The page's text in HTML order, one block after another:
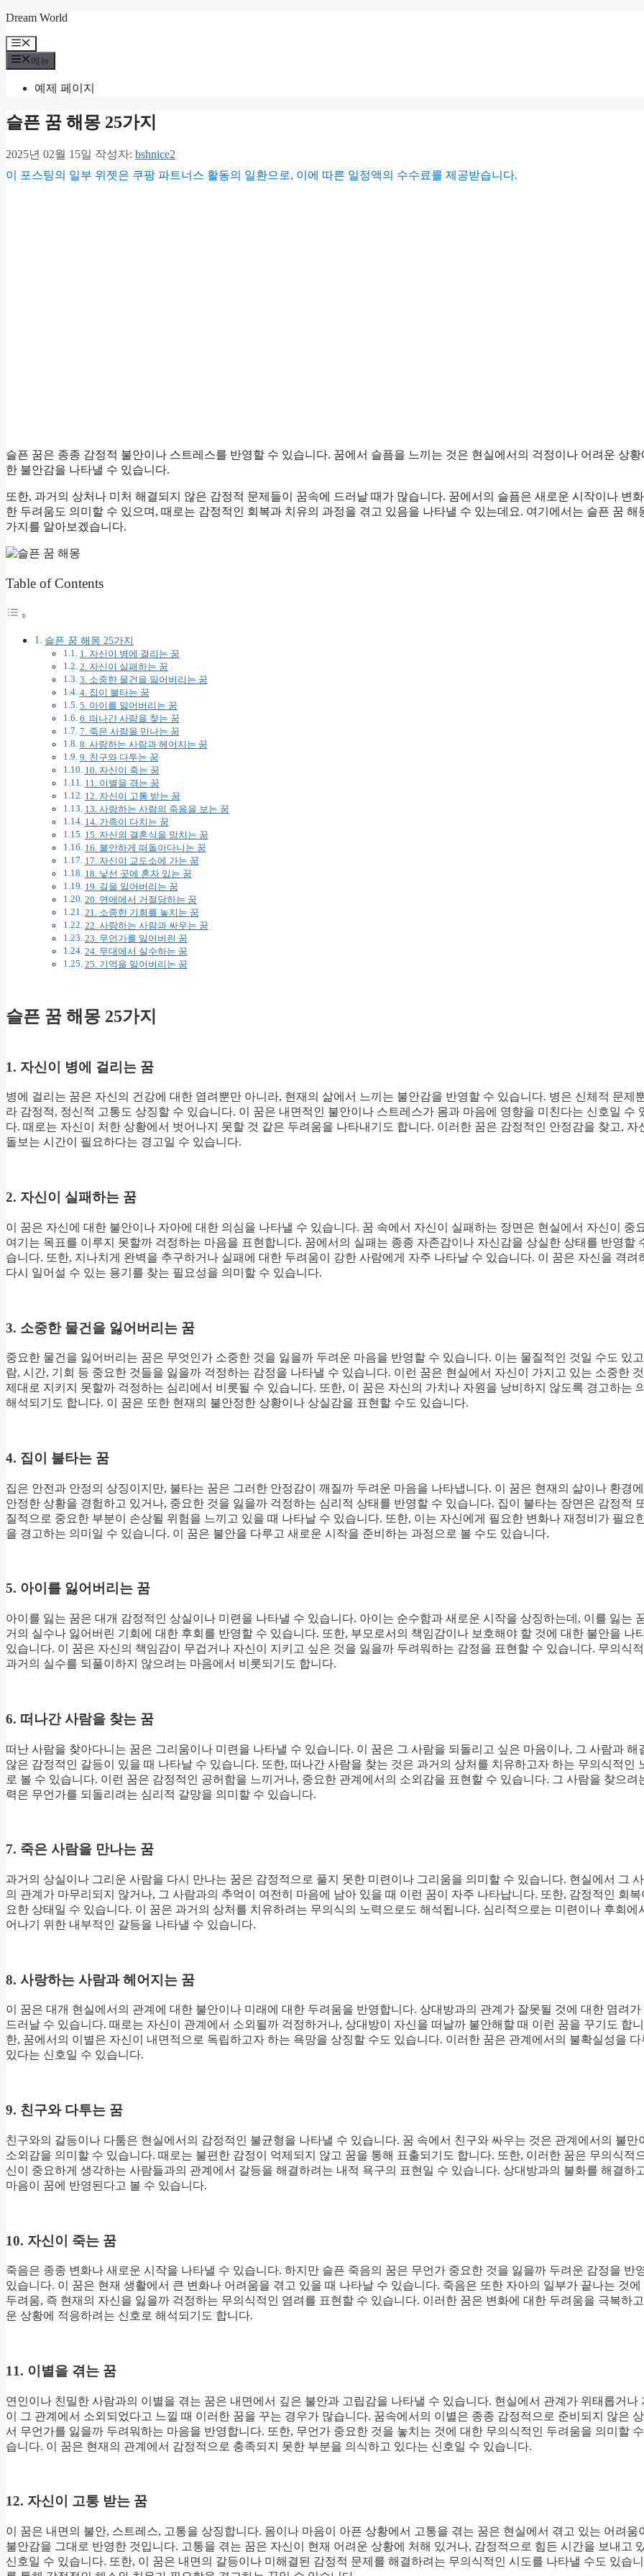
컨
츠
로
기
Dream World
메
뉴
메뉴
예제 페이지
슬픈 꿈 해몽 25가지
2025년 02월 15일 작성자: bshnice2
이 포스팅의 일부 위젯은 쿠팡 파트너스 활동의 일환으로, 이에 따른 일정액의 수수료를 제공받습니다.
슬픈 꿈은 종종 감정적 불안이나 스트레스를 반영할 수 있습니다. 꿈에서 슬픔을 느끼는 것은 현실에서의 걱정이나 어려운 상황
한 불안감을 나타낼 수 있습니다.
또한, 과거의 상처나 미처 해결되지 않은 감정적 문제들이 꿈속에 드러날 때가 많습니다. 꿈에서의 슬픔은 새로운 시작이나 변
한 두려움도 의미할 수 있으며, 때로는 감정적인 회복과 치유의 과정을 겪고 있음을 나타낼 수 있는데요. 여기에서는 슬픈 꿈 해
가지를 알아보겠습니다.
Table of Contents
슬픈 꿈 해몽 25가지
1. 자신이 병에 걸리는 꿈
2. 자신이 실패하는 꿈
3. 소중한 물건을 잃어버리는 꿈
4. 집이 불타는 꿈
5. 아이를 잃어버리는 꿈
6. 떠나간 사람을 찾는 꿈
7. 죽은 사람을 만나는 꿈
8. 사랑하는 사람과 헤어지는 꿈
9. 친구와 다투는 꿈
10. 자신이 죽는 꿈
11. 이별을 겪는 꿈
12. 자신이 고통 받는 꿈
13. 사랑하는 사람의 죽음을 보는 꿈
14. 가족이 다치는 꿈
15. 자신의 결혼식을 망치는 꿈
16. 불안하게 떠돌아다니는 꿈
17. 자신이 교도소에 가는 꿈
18. 낯선 곳에 혼자 있는 꿈
19. 길을 잃어버리는 꿈
20. 연애에서 거절당하는 꿈
21. 소중한 기회를 놓치는 꿈
22. 사랑하는 사람과 싸우는 꿈
23. 무언가를 잃어버린 꿈
24. 무대에서 실수하는 꿈
25. 기억을 잃어버리는 꿈
슬픈 꿈 해몽 25가지
1. 자신이 병에 걸리는 꿈
병에 걸리는 꿈은 자신의 건강에 대한 염려뿐만 아니라, 현재의 삶에서 느끼는 불안감을 반영할 수 있습니다. 병은 신체적 문제
라 감정적, 정신적 고통도 상징할 수 있습니다. 이 꿈은 내면적인 불안이나 스트레스가 몸과 마음에 영향을 미친다는 신호일 수
다. 때로는 자신이 처한 상황에서 벗어나지 못할 것 같은 두려움을 나타내기도 합니다. 이러한 꿈은 감정적인 안정감을 찾고, 자
돌보는 시간이 필요하다는 경고일 수 있습니다.
2. 자신이 실패하는 꿈
이 꿈은 자신에 대한 불안이나 자아에 대한 의심을 나타낼 수 있습니다. 꿈 속에서 자신이 실패하는 장면은 현실에서 자신이 중
여기는 목표를 이루지 못할까 걱정하는 마음을 표현합니다. 꿈에서의 실패는 종종 자존감이나 자신감을 상실한 상태를 반영할
습니다. 또한, 지나치게 완벽을 추구하거나 실패에 대한 두려움이 강한 사람에게 자주 나타날 수 있습니다. 이 꿈은 자신을 격려
다시 일어설 수 있는 용기를 찾는 필요성을 의미할 수 있습니다.
3. 소중한 물건을 잃어버리는 꿈
중요한 물건을 잃어버리는 꿈은 무엇인가 소중한 것을 잃을까 두려운 마음을 반영할 수 있습니다. 이는 물질적인 것일 수도 있
람, 시간, 기회 등 중요한 것들을 잃을까 걱정하는 감정을 나타낼 수 있습니다. 이런 꿈은 현실에서 자신이 가지고 있는 소중한
제대로 지키지 못할까 걱정하는 심리에서 비롯될 수 있습니다. 또한, 이 꿈은 자신의 가치나 자원을 낭비하지 않도록 경고하는
해석되기도 합니다. 이 꿈은 또한 현재의 불안정한 상황이나 상실감을 표현할 수도 있습니다.
4. 집이 불타는 꿈
집은 안전과 안정의 상징이지만, 불타는 꿈은 그러한 안정감이 깨질까 두려운 마음을 나타냅니다. 이 꿈은 현재의 삶이나 환경
안정한 상황을 경험하고 있거나, 중요한 것을 잃을까 걱정하는 심리적 상태를 반영할 수 있습니다. 집이 불타는 장면은 감정적
질적으로 중요한 부분이 손상될 위험을 느끼고 있을 때 나타날 수 있습니다. 또한, 이는 자신에게 필요한 변화나 재정비가 필요
을 경고하는 의미일 수 있습니다. 이 꿈은 불안을 다루고 새로운 시작을 준비하는 과정으로 볼 수도 있습니다.
5. 아이를 잃어버리는 꿈
아이를 잃는 꿈은 대개 감정적인 상실이나 미련을 나타낼 수 있습니다. 아이는 순수함과 새로운 시작을 상징하는데, 이를 잃는
거의 실수나 잃어버린 기회에 대한 후회를 반영할 수 있습니다. 또한, 부모로서의 책임감이나 보호해야 할 것에 대한 불안을 나
있습니다. 이 꿈은 자신의 책임감이 무겁거나 자신이 지키고 싶은 것을 잃을까 두려워하는 감정을 표현할 수 있습니다. 무의식
과거의 실수를 되풀이하지 않으려는 마음에서 비롯되기도 합니다.
6. 떠나간 사람을 찾는 꿈
떠난 사람을 찾아다니는 꿈은 그리움이나 미련을 나타낼 수 있습니다. 이 꿈은 그 사람을 되돌리고 싶은 마음이나, 그 사람과 해
않은 감정적인 갈등이 있을 때 나타날 수 있습니다. 또한, 떠나간 사람을 찾는 것은 과거의 상처를 치유하고자 하는 무의식적인
로 볼 수 있습니다. 이런 꿈은 감정적인 공허함을 느끼거나, 중요한 관계에서의 소외감을 표현할 수 있습니다. 그 사람을 찾으려
력은 무언가를 되돌리려는 심리적 갈망을 의미할 수 있습니다.
7. 죽은 사람을 만나는 꿈
과거의 상실이나 그리운 사람을 다시 만나는 꿈은 감정적으로 풀지 못한 미련이나 그리움을 의미할 수 있습니다. 현실에서 그
의 관계가 마무리되지 않거나, 그 사람과의 추억이 여전히 마음에 남아 있을 때 이런 꿈이 자주 나타납니다. 또한, 감정적인 회복
요한 상태일 수 있습니다. 이 꿈은 과거의 상처를 치유하려는 무의식의 노력으로도 해석됩니다. 심리적으로는 미련이나 후회에
어나기 위한 내부적인 갈등을 나타낼 수 있습니다.
8. 사랑하는 사람과 헤어지는 꿈
이 꿈은 대개 현실에서의 관계에 대한 불안이나 미래에 대한 두려움을 반영합니다. 상대방과의 관계가 잘못될 것에 대한 염려가
드러날 수 있습니다. 때로는 자신이 관계에서 소외될까 걱정하거나, 상대방이 자신을 떠날까 불안해할 때 이런 꿈을 꾸기도 합
한, 꿈에서의 이별은 자신이 내면적으로 독립하고자 하는 욕망을 상징할 수도 있습니다. 이러한 꿈은 관계에서의 불확실성을 다
있다는 신호일 수 있습니다.
9. 친구와 다투는 꿈
친구와의 갈등이나 다툼은 현실에서의 감정적인 불균형을 나타낼 수 있습니다. 꿈 속에서 친구와 싸우는 것은 관계에서의 불만
소외감을 의미할 수 있습니다. 때로는 불편한 감정이 억제되지 않고 꿈을 통해 표출되기도 합니다. 또한, 이러한 꿈은 무의식적
신이 중요하게 생각하는 사람들과의 관계에서 갈등을 해결하려는 내적 욕구의 표현일 수 있습니다. 상대방과의 불화를 해결하
마음이 꿈에 반영된다고 볼 수 있습니다.
10. 자신이 죽는 꿈
죽음은 종종 변화나 새로운 시작을 나타낼 수 있습니다. 하지만 슬픈 죽음의 꿈은 무언가 중요한 것을 잃을까 두려운 감정을 반
있습니다. 이 꿈은 현재 생활에서 큰 변화나 어려움을 겪고 있을 때 나타날 수 있습니다. 죽음은 또한 자아의 일부가 끝나는 것에
두려움, 즉 현재의 자신을 잃을까 걱정하는 무의식적인 염려를 표현할 수 있습니다. 이러한 꿈은 변화에 대한 두려움을 극복하
운 상황에 적응하려는 신호로 해석되기도 합니다.
11. 이별을 겪는 꿈
연인이나 친밀한 사람과의 이별을 겪는 꿈은 내면에서 깊은 불안과 고립감을 나타낼 수 있습니다. 현실에서 관계가 위태롭거나
이 그 관계에서 소외되었다고 느낄 때 이러한 꿈을 꾸는 경우가 많습니다. 꿈속에서의 이별은 종종 감정적으로 준비되지 않은 상
서 무언가를 잃을까 두려워하는 마음을 반영합니다. 또한, 무언가 중요한 것을 놓치는 것에 대한 무의식적인 두려움을 의미할
습니다. 이 꿈은 현재의 관계에서 감정적으로 충족되지 못한 부분을 의식하고 있다는 신호일 수 있습니다.
12. 자신이 고통 받는 꿈
이 꿈은 내면의 불안, 스트레스, 고통을 상징합니다. 몸이나 마음이 아픈 상황에서 고통을 겪는 꿈은 현실에서 겪고 있는 어려움
불안감을 그대로 반영한 것입니다. 고통을 겪는 꿈은 자신이 현재 어려운 상황에 처해 있거나, 감정적으로 힘든 시간을 보내고
신호일 수 있습니다. 또한, 이 꿈은 내면의 갈등이나 미해결된 감정적 문제를 해결하려는 무의식적인 시도를 나타낼 수도 있습니